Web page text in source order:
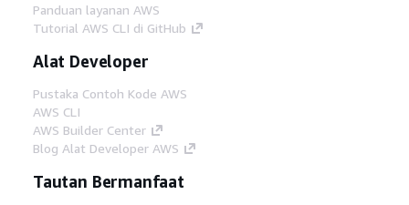
Panduan layanan AWS
Tutorial AWS CLI di GitHub
Alat Developer
Pustaka Contoh Kode AWS
AWS CLI
AWS Builder Center
Blog Alat Developer AWS
Tautan Bermanfaat